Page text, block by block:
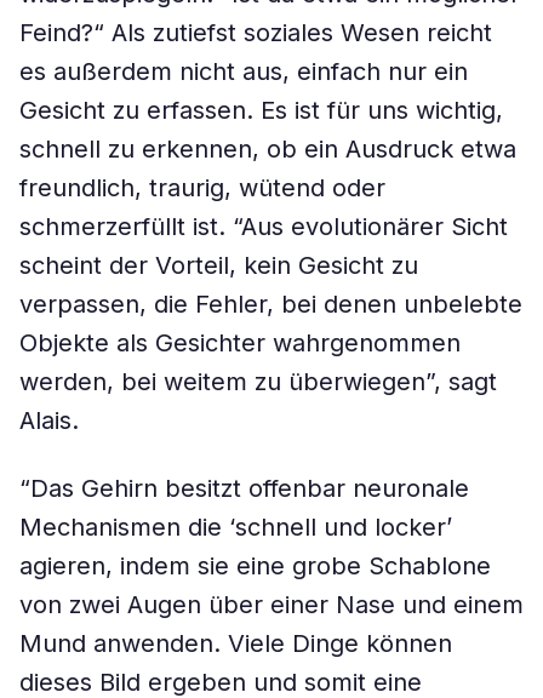
Feind?“ Als zutiefst soziales Wesen reicht
es außerdem nicht aus, einfach nur ein
Gesicht zu erfassen. Es ist für uns wichtig,
schnell zu erkennen, ob ein Ausdruck etwa
freundlich, traurig, wütend oder
schmerzerfüllt ist. “Aus evolutionärer Sicht
scheint der Vorteil, kein Gesicht zu
verpassen, die Fehler, bei denen unbelebte
Objekte als Gesichter wahrgenommen
werden, bei weitem zu überwiegen”, sagt
Alais.
“Das Gehirn besitzt offenbar neuronale
Mechanismen die ‘schnell und locker’
agieren, indem sie eine grobe Schablone
von zwei Augen über einer Nase und einem
Mund anwenden. Viele Dinge können
dieses Bild ergeben und somit eine